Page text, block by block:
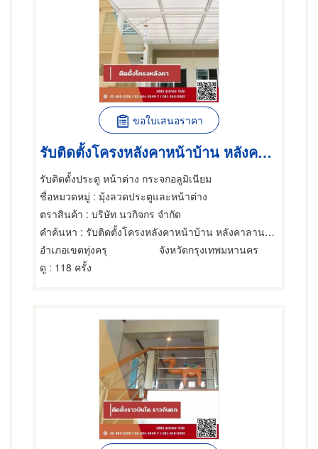
ขอใบเสนอราคา
รับติดตั้งโครงหลังคาหน้าบ้าน หลังคาลานจอดรถ
รับติดตั้งประตู หน้าต่าง กระจกอลูมิเนียม
ชื่อหมวดหมู่ : มุ้งลวดประตูและหน้าต่าง
ตราสินค้า : บริษัท นวกิจกร จำกัด
คำค้นหา : รับติดตั้งโครงหลังคาหน้าบ้าน หลังคาลานจอดรถ
อำเภอเขตทุ่งครุ
จังหวัดกรุงเทพมหานคร
ดู : 118 ครั้ง